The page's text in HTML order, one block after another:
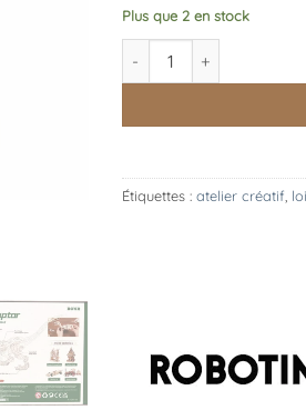
Plus que 2 en stock
quantité de Vélociraptor
Étiquettes : atelier créatif